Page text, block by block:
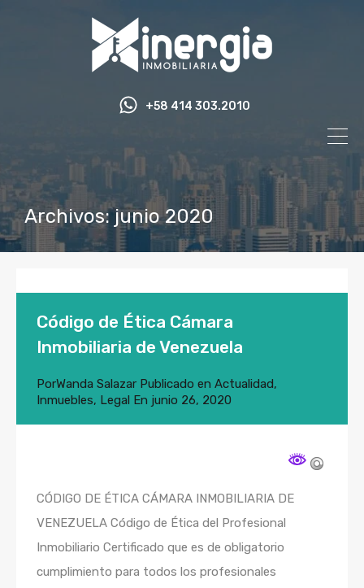
+58 414 303.2010
Archivos: junio 2020
Código de Ética Cámara
Inmobiliaria de Venezuela
PorWanda Salazar Publicado en Actualidad,
Inmuebles, Legal En junio 26, 2020
CÓDIGO DE ÉTICA CÁMARA INMOBILIARIA DE
VENEZUELA Código de Ética del Profesional
Inmobiliario Certificado que es de obligatorio
cumplimiento para todos los profesionales